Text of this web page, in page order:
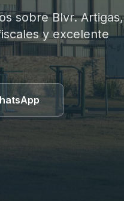
sobre Blvr. Artigas,
y excelente